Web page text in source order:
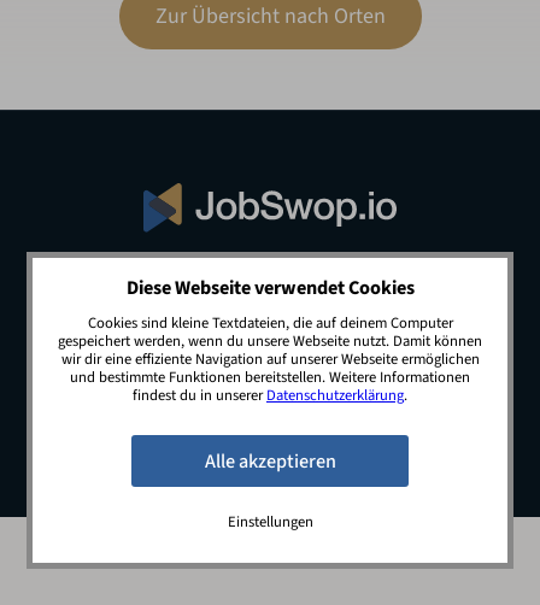
Zur Übersicht nach Orten
© 2026 JobSwop.io · All rights reserved.
Blog Jobs Newsletter
Kontakt
Preise
Impressum Datenschutz
Diese Webseite verwendet Cookies
Cookies sind kleine Textdateien, die auf deinem Computer
gespeichert werden, wenn du unsere Webseite nutzt. Damit können
wir dir eine effiziente Navigation auf unserer Webseite ermöglichen
und bestimmte Funktionen bereitstellen. Weitere Informationen
findest du in unsererDatenschutzerklärung.
Einstellungen